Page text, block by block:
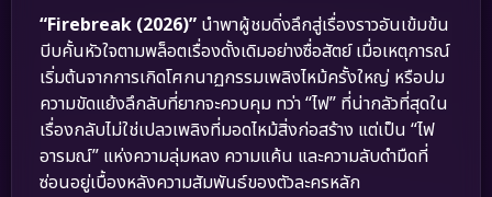
“Firebreak (2026)” นำพาผู้ชมดิ่งลึกสู่เรื่องราวอันเข้มข้น
บีบคั้นหัวใจตามพล็อตเรื่องดั้งเดิมอย่างซื่อสัตย์ เมื่อเหตุการณ์
เริ่มต้นจากการเกิดโศกนาฏกรรมเพลิงไหม้ครั้งใหญ่ หรือปม
ความขัดแย้งลึกลับที่ยากจะควบคุม ทว่า “ไฟ” ที่น่ากลัวที่สุดใน
เรื่องกลับไม่ใช่เปลวเพลิงที่มอดไหม้สิ่งก่อสร้าง แต่เป็น “ไฟ
อารมณ์” แห่งความลุ่มหลง ความแค้น และความลับดำมืดที่
ซ่อนอยู่เบื้องหลังความสัมพันธ์ของตัวละครหลัก